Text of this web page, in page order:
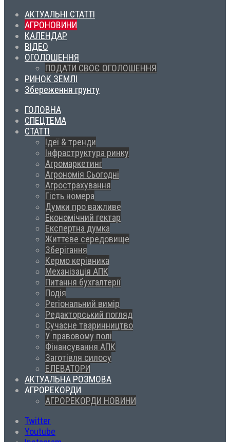
АКТУАЛЬНІ СТАТТІ
АГРОНОВИНИ
КАЛЕНДАР
ВІДЕО
ОГОЛОШЕННЯ
ПОДАТИ СВОЄ ОГОЛОШЕННЯ
РИНОК ЗЕМЛІ
Збереження грунту
ГОЛОВНА
СПЕЦТЕМА
СТАТТІ
Ідеї & тренди
Інфраструктура ринку
Агромаркетинг
Агрономія Сьогодні
Агрострахування
Гість номера
Думки про важливе
Економічний гектар
Експертна думка
Життєве середовище
Зберігання
Кермо керівника
Механізація АПК
Питання бухгалтерії
Подія
Регіональний вимір
Редакторський погляд
Сучасне тваринництво
У правовому полі
Фінансування АПК
Заготівля силосу
ЕЛЕВАТОРИ
АКТУАЛЬНА РОЗМОВА
АГРОРЕКОРДИ
АГРОРЕКОРДИ НОВИНИ
Twitter
Youtube